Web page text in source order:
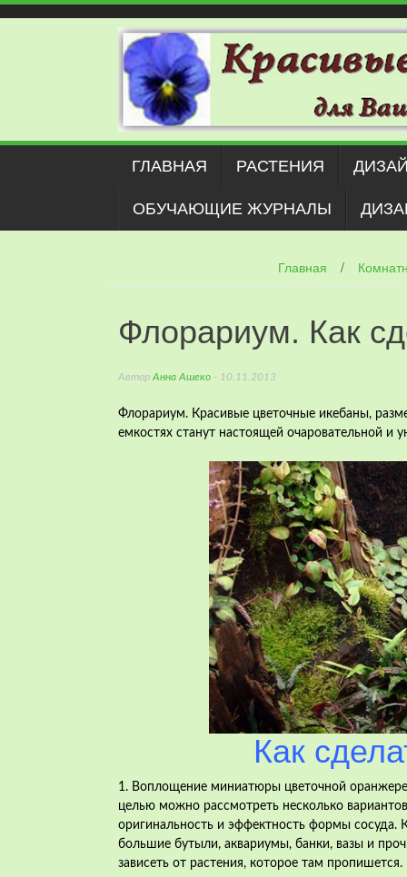
Наверх
ГЛАВНАЯ РАСТЕНИЯ
ОБУЧАЮЩИЕ ЖУРНАЛЫ
Главная /
Флорариум. Как
Автор Анна Ашеко - 10.11.2013
Флорариум. Красивые цветочные икебаны,
емкостях станут настоящей очаровательной и
Как
1. Воплощение миниатюры цветочной
целью можно рассмотреть несколько
оригинальность и эффектность формы
большие бутыли, аквариумы, банки, вазы и
зависеть от растения, которое там пропишется.